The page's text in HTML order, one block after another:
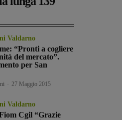
Valdarno
“Pronti a cogliere
del mercato”.
per San
27 Maggio 2015
Valdarno
Cgil “Grazie